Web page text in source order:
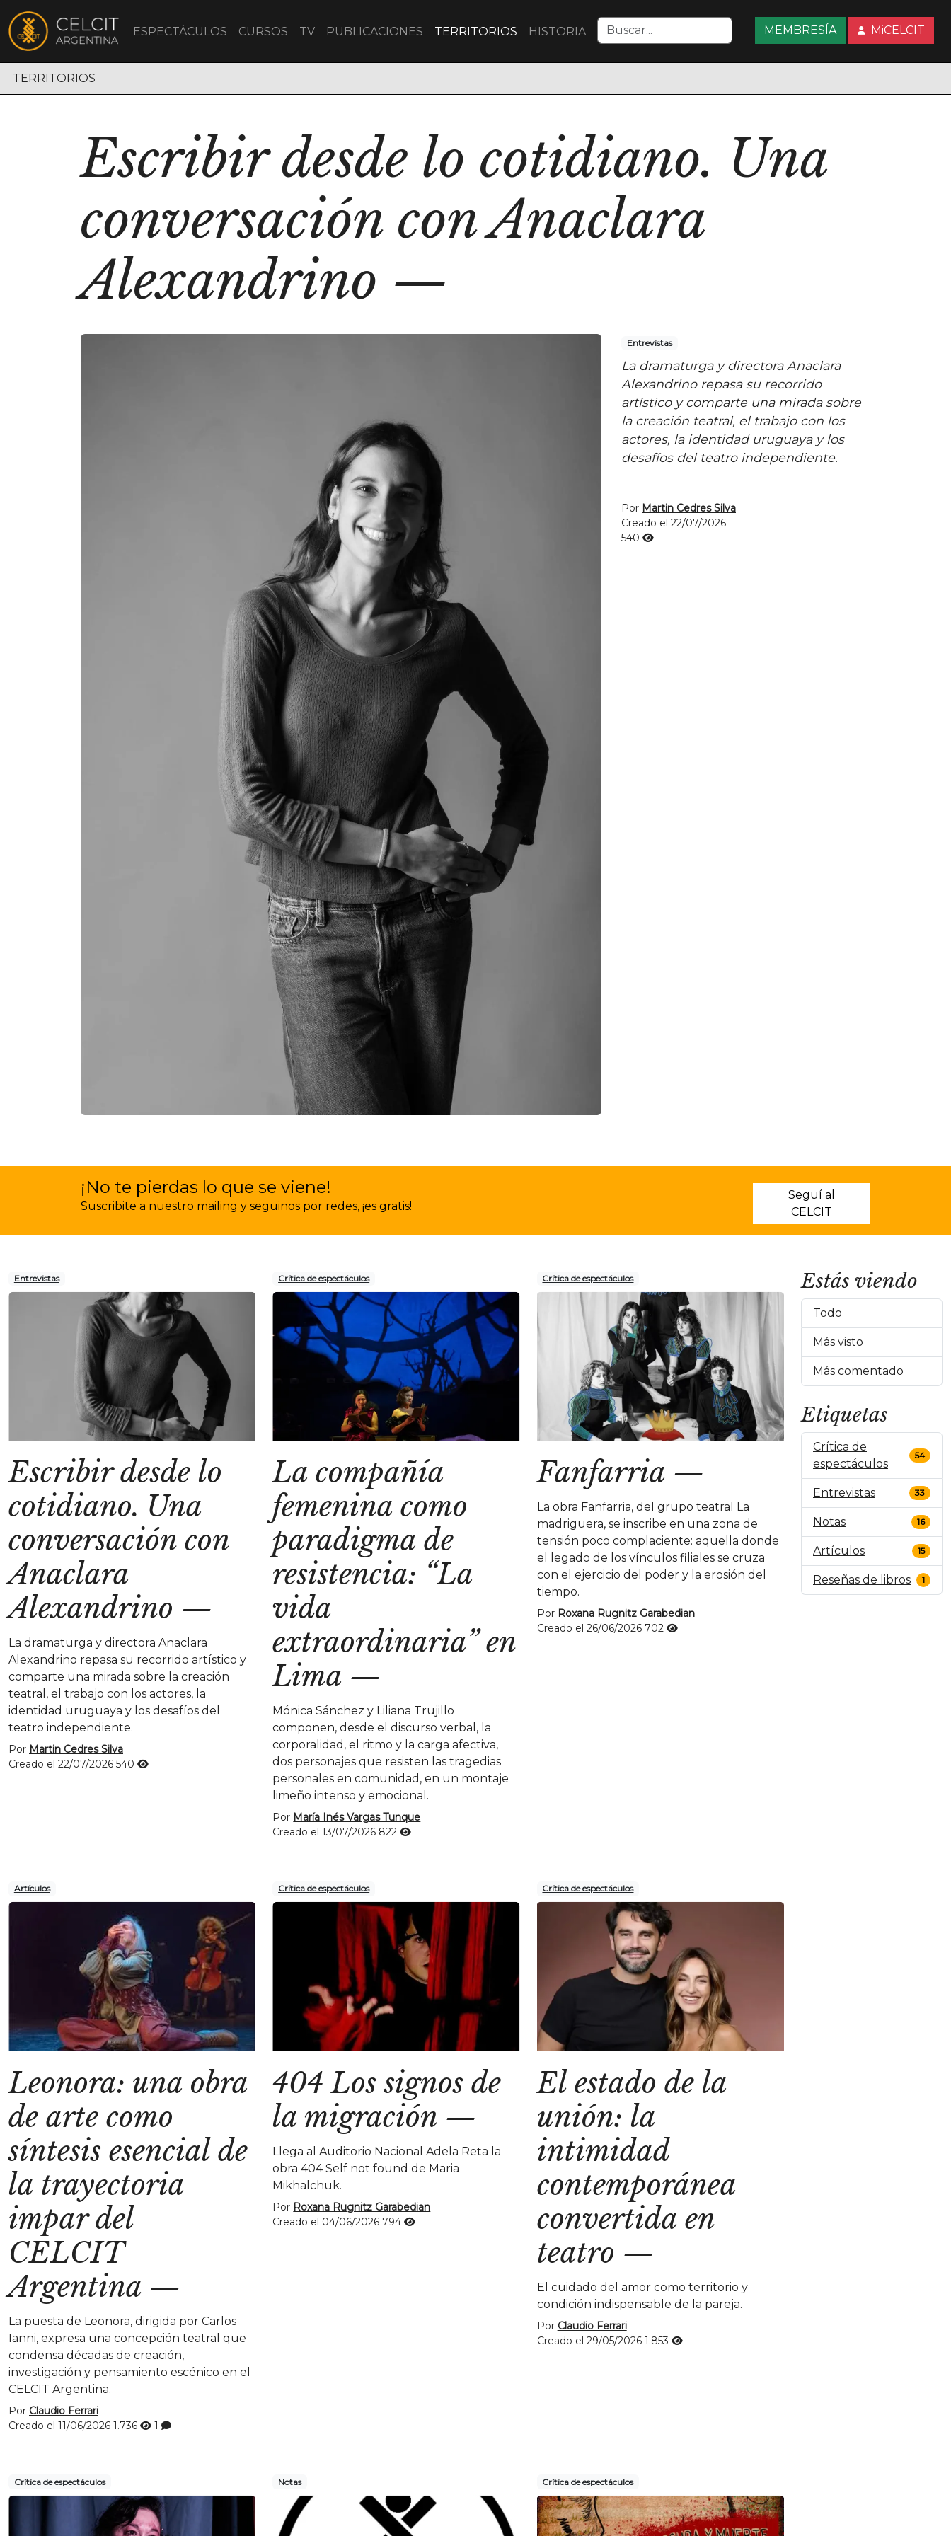
MEMBRESÍA MiCELCIT
ESPECTÁCULOS CURSOS TV PUBLICACIONES TERRITORIOS HISTORIA
Territorios escénicos
TERRITORIOS
Escribir desde lo cotidiano. Una
conversación con Anaclara
Alexandrino —
Entrevistas
La dramaturga y directora Anaclara
Alexandrino repasa su recorrido
artístico y comparte una mirada sobre
la creación teatral, el trabajo con los
actores, la identidad uruguaya y los
desafíos del teatro independiente.
Por Martin Cedres Silva
Creado el 22/07/2026
540
¡No te pierdas lo que se viene!
Suscribite a nuestro mailing y seguinos por redes, ¡es gratis!
Seguí al
CELCIT
Entrevistas
Escribir desde lo
cotidiano. Una
conversación con
Anaclara
Alexandrino —
La dramaturga y directora Anaclara
Alexandrino repasa su recorrido artístico y
comparte una mirada sobre la creación
teatral, el trabajo con los actores, la
identidad uruguaya y los desafíos del
teatro independiente.
Por Martin Cedres Silva
Creado el 22/07/2026 540
Crítica de espectáculos
La compañía
femenina como
paradigma de
resistencia: “La
vida
extraordinaria” en
Lima —
Mónica Sánchez y Liliana Trujillo
componen, desde el discurso verbal, la
corporalidad, el ritmo y la carga afectiva,
dos personajes que resisten las tragedias
personales en comunidad, en un montaje
limeño intenso y emocional.
Por María Inés Vargas Tunque
Creado el 13/07/2026 822
Crítica de espectáculos
Fanfarria —
La obra Fanfarria, del grupo teatral La
madriguera, se inscribe en una zona de
tensión poco complaciente: aquella donde
el legado de los vínculos filiales se cruza
con el ejercicio del poder y la erosión del
tiempo.
Por Roxana Rugnitz Garabedian
Creado el 26/06/2026 702
Artículos
Leonora: una obra
de arte como
síntesis esencial de
la trayectoria
impar del
CELCIT
Argentina —
La puesta de Leonora, dirigida por Carlos
Ianni, expresa una concepción teatral que
condensa décadas de creación,
investigación y pensamiento escénico en el
CELCIT Argentina.
Por Claudio Ferrari
Creado el 11/06/2026 1.736 1
Crítica de espectáculos
404 Los signos de
la migración —
Llega al Auditorio Nacional Adela Reta la
obra 404 Self not found de Maria
Mikhalchuk.
Por Roxana Rugnitz Garabedian
Creado el 04/06/2026 794
Crítica de espectáculos
El estado de la
unión: la
intimidad
contemporánea
convertida en
teatro —
El cuidado del amor como territorio y
condición indispensable de la pareja.
Por Claudio Ferrari
Creado el 29/05/2026 1.853
Crítica de espectáculos Notas Crítica de espectáculos
Estás viendo
Todo
Más visto
Más comentado
Etiquetas
Crítica de
espectáculos
54
Entrevistas 33
Notas 16
Artículos 15
Reseñas de libros 1